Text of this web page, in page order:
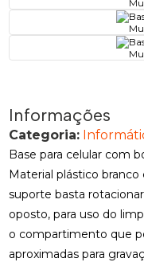
Informações
Categoria:
Base para celular com
Material plástico
suporte basta
oposto, para uso do
o compartimento que
aproximadas para